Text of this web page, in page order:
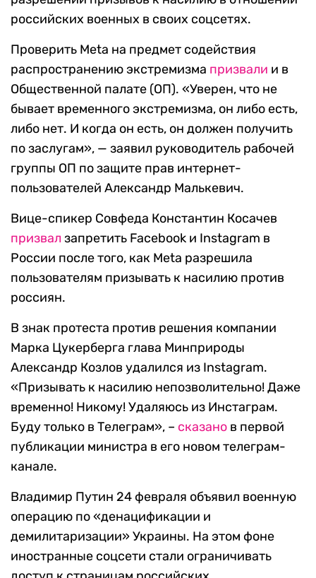
российских военных в своих соцсетях.
Проверить Meta на предмет содействия
распространению экстремизма призвали и в
Общественной палате (ОП). «Уверен, что не
бывает временного экстремизма, он либо есть,
либо нет. И когда он есть, он должен получить
по заслугам», — заявил руководитель рабочей
группы ОП по защите прав интернет-
пользователей Александр Малькевич.
Вице-спикер Совфеда Константин Косачев
призвал запретить Facebook и Instagram в
России после того, как Meta разрешила
пользователям призывать к насилию против
россиян.
В знак протеста против решения компании
Марка Цукерберга глава Минприроды
Александр Козлов удалился из Instagram.
«Призывать к насилию непозволительно! Даже
временно! Никому! Удаляюсь из Инстаграм.
Буду только в Телеграм», – сказано в первой
публикации министра в его новом телеграм-
канале.
Владимир Путин 24 февраля объявил военную
операцию по «денацификации и
демилитаризации» Украины. На этом фоне
иностранные соцсети стали ограничивать